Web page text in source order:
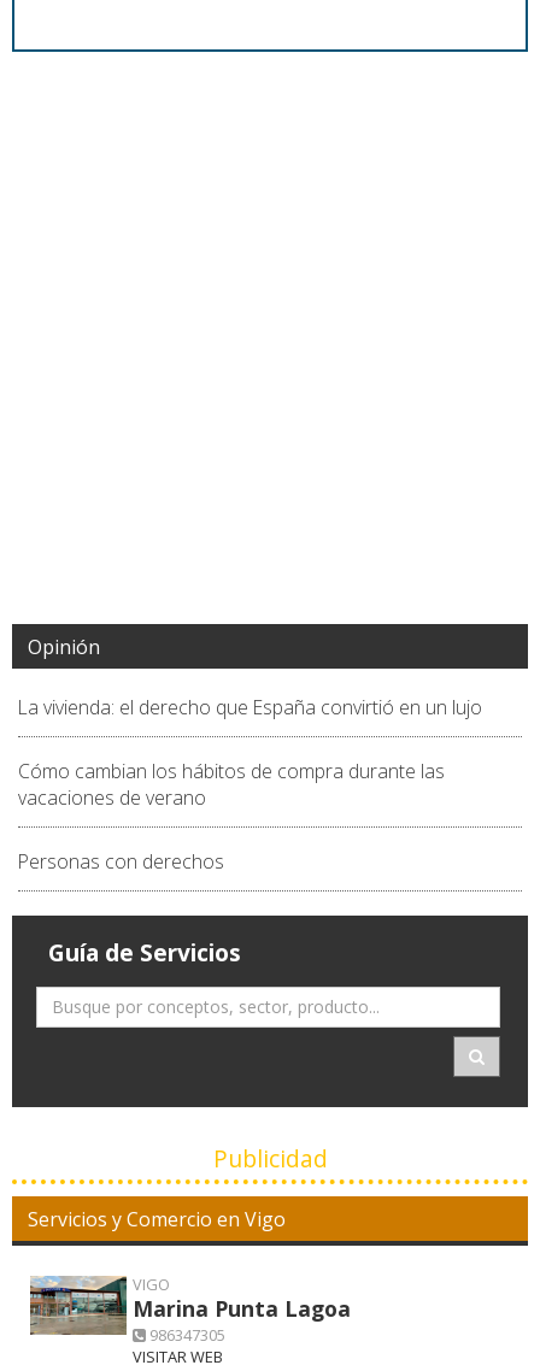
Opinión
La vivienda: el derecho que España convirtió en un lujo
Cómo cambian los hábitos de compra durante las
vacaciones de verano
Personas con derechos
Guía de Servicios
Publicidad
Servicios y Comercio en Vigo
VIGO
Marina Punta Lagoa
986347305
VISITAR WEB